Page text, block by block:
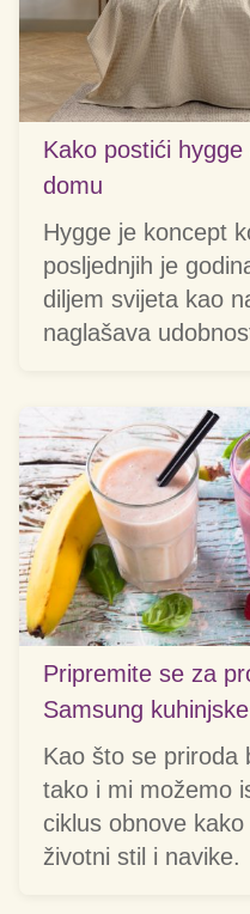
Kako postići
domu
Hygge je koncept
posljednjih je
diljem svijeta kao
naglašava
Pripremite se za
Samsung
Kao što se priroda
tako i mi možemo
ciklus obnove
životni stil i navike.